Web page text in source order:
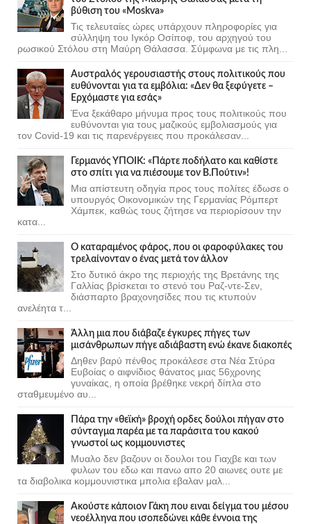
βύθιση του «Moskva»
Τις τελευταίες ώρες υπάρχουν πληροφορίες για
σύλληψη του Ιγκόρ Οσίποφ, του αρχηγού του
ρωσικού Στόλου στη Μαύρη Θάλασσα. Σύμφωνα με τις πλη...
Αυστραλός γερουσιαστής στους πολιτικούς που
ευθύνονται για τα εμβόλια: «Δεν θα ξεφύγετε –
Ερχόμαστε για εσάς»
Ένα ξεκάθαρο μήνυμα προς τους πολιτικούς που
ευθύνονται για τους μαζικούς εμβολιασμούς για
τον Covid-19 και τις παρενέργειες που προκάλεσαν...
Γερμανός ΥΠΟΙΚ: «Πάρτε ποδήλατο και καθίστε
στο σπίτι για να πιέσουμε τον Β.Πούτιν»!
Μια απίστευτη οδηγία προς τους πολίτες έδωσε ο
υπουργός Οικονομικών της Γερμανίας Ρόμπερτ
Χάμπεκ, καθώς τους ζήτησε να περιορίσουν την
κατα...
Ο καταραμένος φάρος, που οι φαροφύλακες του
τρελαίνονταν ο ένας μετά τον άλλον
Στο δυτικό άκρο της περιοχής της Βρετάνης της
Γαλλίας βρίσκεται το στενό του Ραζ-ντε-Σεν,
διάσπαρτο βραχονησίδες που τις κτυπούν
ανελέητα τ...
Άλλη μια που διάβαζε έγκυρες πήγες των
μισάνθρωπων πήγε αδιάβαστη ενώ έκανε διακοπές
Δηθεν βαρύ πένθος προκάλεσε στα Νέα Στύρα
Ευβοίας ο αιφνίδιος θάνατος μιας 56χρονης
γυναίκας, η οποία βρέθηκε νεκρή δίπλα στο
σταθμευμένο αυ...
Πάρα την «θεϊκή» βροχή ορδες δούλοι πήγαν στο
σύνταγμα παρέα με τα παράσιτα του κακού
γνωστοί ως κομμουνιστες
Μυαλο δεν βαζουν οι δουλοι του Γιαχβε και των
φυλων του εδω και πανω απο 20 αιωνες ουτε με
τα διαβολικα κομμουνιστικα μπολια εβαλαν μαλ...
Ακούστε κάποιον Γάκη που ειναι δείγμα του μέσου
νεοέλληνα που ισοπεδώνει κάθε έννοια της